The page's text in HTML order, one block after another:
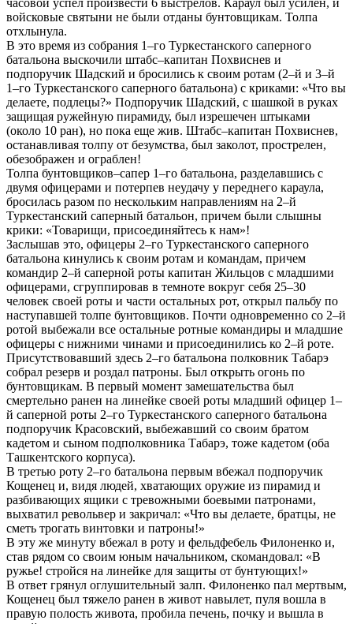
войсковые святыни не были отданы бунтовщикам. Толпа
отхлынула.
В это время из собрания 1–го Туркестанского саперного
батальона выскочили штабс–капитан Похвиснев и
подпоручик Шадский и бросились к своим ротам (2–й и 3–й
1–го Туркестанского саперного батальона) с криками: «Что вы
делаете, подлецы?» Подпоручик Шадский, с шашкой в руках
защищая ружейную пирамиду, был изрешечен штыками
(около 10 ран), но пока еще жив. Штабс–капитан Похвиснев,
останавливая толпу от безумства, был заколот, прострелен,
обезображен и ограблен!
Толпа бунтовщиков–сапер 1–го батальона, разделавшись с
двумя офицерами и потерпев неудачу у переднего караула,
бросилась разом по нескольким направлениям на 2–й
Туркестанский саперный батальон, причем были слышны
крики: «Товарищи, присоединяйтесь к нам»!
Заслышав это, офицеры 2–го Туркестанского саперного
батальона кинулись к своим ротам и командам, причем
командир 2–й саперной роты капитан Жильцов с младшими
офицерами, сгруппировав в темноте вокруг себя 25–30
человек своей роты и части остальных рот, открыл пальбу по
наступавшей толпе бунтовщиков. Почти одновременно со 2–й
ротой выбежали все остальные ротные командиры и младшие
офицеры с нижними чинами и присоединились ко 2–й роте.
Присутствовавший здесь 2–го батальона полковник Табарэ
собрал резерв и роздал патроны. Был открыть огонь по
бунтовщикам. В первый момент замешательства был
смертельно ранен на линейке своей роты младший офицер 1–
й саперной роты 2–го Туркестанского саперного батальона
подпоручик Красовский, выбежавший со своим братом
кадетом и сыном подполковника Табарэ, тоже кадетом (оба
Ташкентского корпуса).
В третью роту 2–го батальона первым вбежал подпоручик
Кощенец и, видя людей, хватающих оружие из пирамид и
разбивающих ящики с тревожными боевыми патронами,
выхватил револьвер и закричал: «Что вы делаете, братцы, не
сметь трогать винтовки и патроны!»
В эту же минуту вбежал в роту и фельдфебель Филоненко и,
став рядом со своим юным начальником, скомандовал: «В
ружье! стройся на линейке для защиты от бунтующих!»
В ответ грянул оглушительный залп. Филоненко пал мертвым,
Кощенец был тяжело ранен в живот навылет, пуля вошла в
правую полость живота, пробила печень, почку и вышла в